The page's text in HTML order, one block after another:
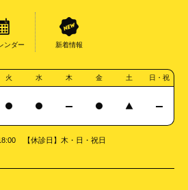
ンダー 新着情報
火 水 木 金 土 日・祝
【休診日】木・日・祝日